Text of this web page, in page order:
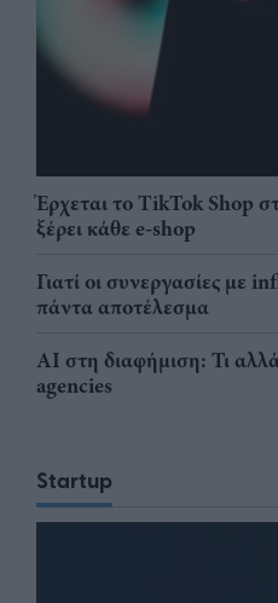
Έρχεται το TikTok Shop
ξέρει κάθε e-shop
Γιατί οι συνεργασίες με
πάντα αποτέλεσμα
AI στη διαφήμιση: Τι
agencies
Startup